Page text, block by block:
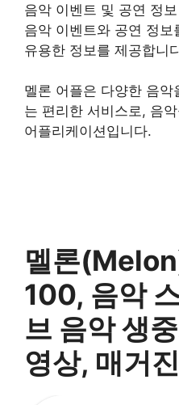
음악 이벤트 및 공연 정
음악 이벤트와 공연 정
유용한 정보를 제공합니
멜론 어플은 다양한 음
는 편리한 서비스로, 음
어플리케이션입니다.
멜론
100, 음악
브 음악 생
영상, 매거진